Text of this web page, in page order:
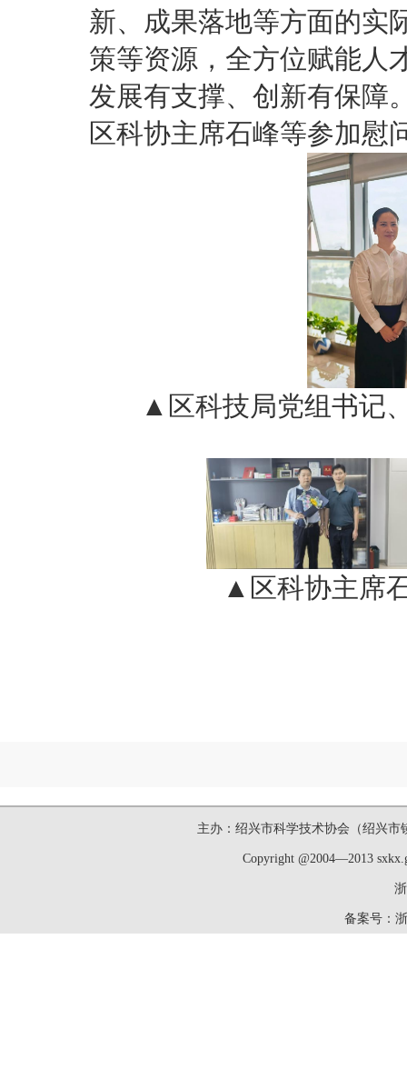
新、成果落地等方面的实
策等资源，全方位赋能人
发展有支撑、创新有保障
区科协主席石峰等参加慰
▲区科技局党组书记
▲区科协主席
主办：绍兴市科学技术协会（绍兴市
Copyright @2004—2013
备案号：